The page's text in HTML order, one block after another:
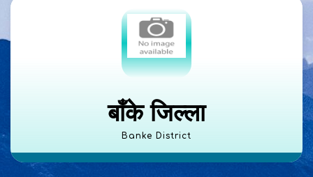
बाँके जिल्ला
Banke District